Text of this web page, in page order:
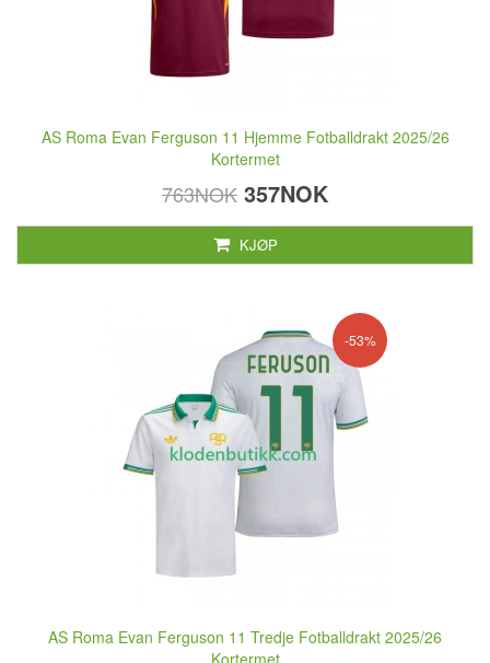
AS Roma Evan Ferguson 11 Hjemme Fotballdrakt 2025/26
Kortermet
763NOK 357NOK
KJØP
-53%
AS Roma Evan Ferguson 11 Tredje Fotballdrakt 2025/26
Kortermet